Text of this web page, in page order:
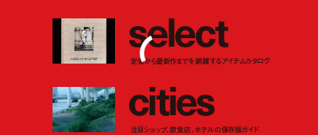
select
定番から最新作までを網羅するアイテムカタログ
cities
注目ショップ、飲食店、ホテルの保存版ガイド